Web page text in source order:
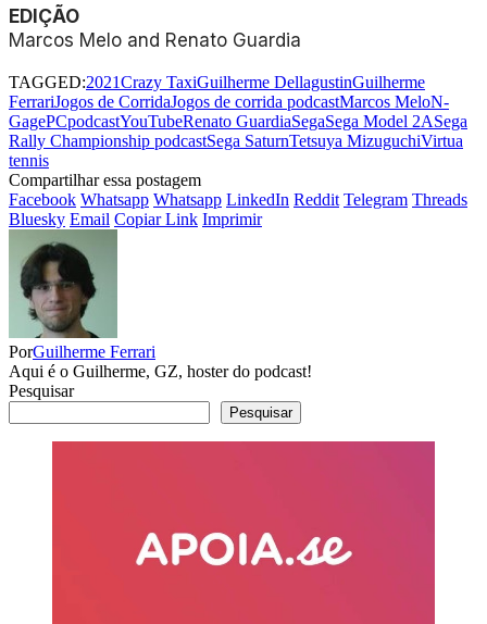
EDIÇÃO
Marcos Melo and Renato Guardia
TAGGED:2021Crazy TaxiGuilherme DellagustinGuilherme
FerrariJogos de CorridaJogos de corrida podcastMarcos MeloN-
GagePCpodcastYouTubeRenato GuardiaSegaSega Model 2ASega
Rally Championship podcastSega SaturnTetsuya MizuguchiVirtua
tennis
Compartilhar essa postagem
Facebook Whatsapp Whatsapp LinkedIn Reddit Telegram Threads
Bluesky Email Copiar Link Imprimir
PorGuilherme Ferrari
Aqui é o Guilherme, GZ, hoster do podcast!
Pesquisar
Pesquisar